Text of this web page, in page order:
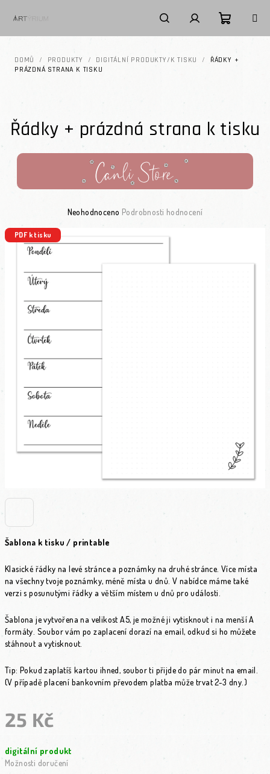
Hledat PřihlášeníNákupní
DOMŮ / PRODUKTY / DIGITÁLNÍ PRODUKTY/K TISKU /
ŘÁDKY +
PRÁZDNÁ STRANA K TISKU
Šablona k tisku / printable
Klasické řádky na levé stránce a poznámky na druhé stránce. Více místa
na všechny tvoje poznámky, méně místa u dnů. V nabídce máme také
verzi s posunutými řádky a větším místem u dnů pro události.
Šablona je vytvořena na velikost A5, je možné ji vytisknout i na menší A
formáty. Soubor vám po zaplacení dorazí na email, odkud si ho můžete
stáhnout a vytisknout.
Tip: Pokud zaplatíš kartou ihned, soubor ti přijde do pár minut na email.
(V případě placení bankovním převodem platba může trvat 2-3 dny.)
25 Kč
digitální produkt
Možnosti doručení
Řádky + prázdná strana k tisku
Průměrné hodnocení produktu je 0,0 z 5 hvězdiček.
Neohodnoceno Podrobnosti hodnocení
PDF k tisku